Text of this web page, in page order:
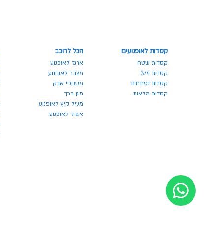
קסדות לאופנועים
קסדות שטח
קסדות 3/4
קסדות נפתחות
קסדות מלאות
הכל לרוכב
ארגז לאופנוע
מצבר לאופנוע
משקפי אבק
מגן ברך
מעיל קיץ לאופנוע
אגזוז לאופנוע